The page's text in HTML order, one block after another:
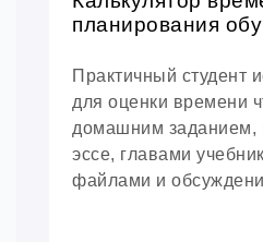
планирования
Практичный студент
для оценки времени
домашним заданием,
эссе, главами
файлами и